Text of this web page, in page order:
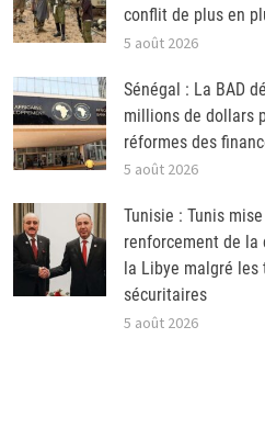
conflit de plus en
5 août 2026
Sénégal : La BAD
millions de dollars
réformes des
5 août 2026
Tunisie : Tunis
renforcement de la
la Libye malgré les
sécuritaires
5 août 2026